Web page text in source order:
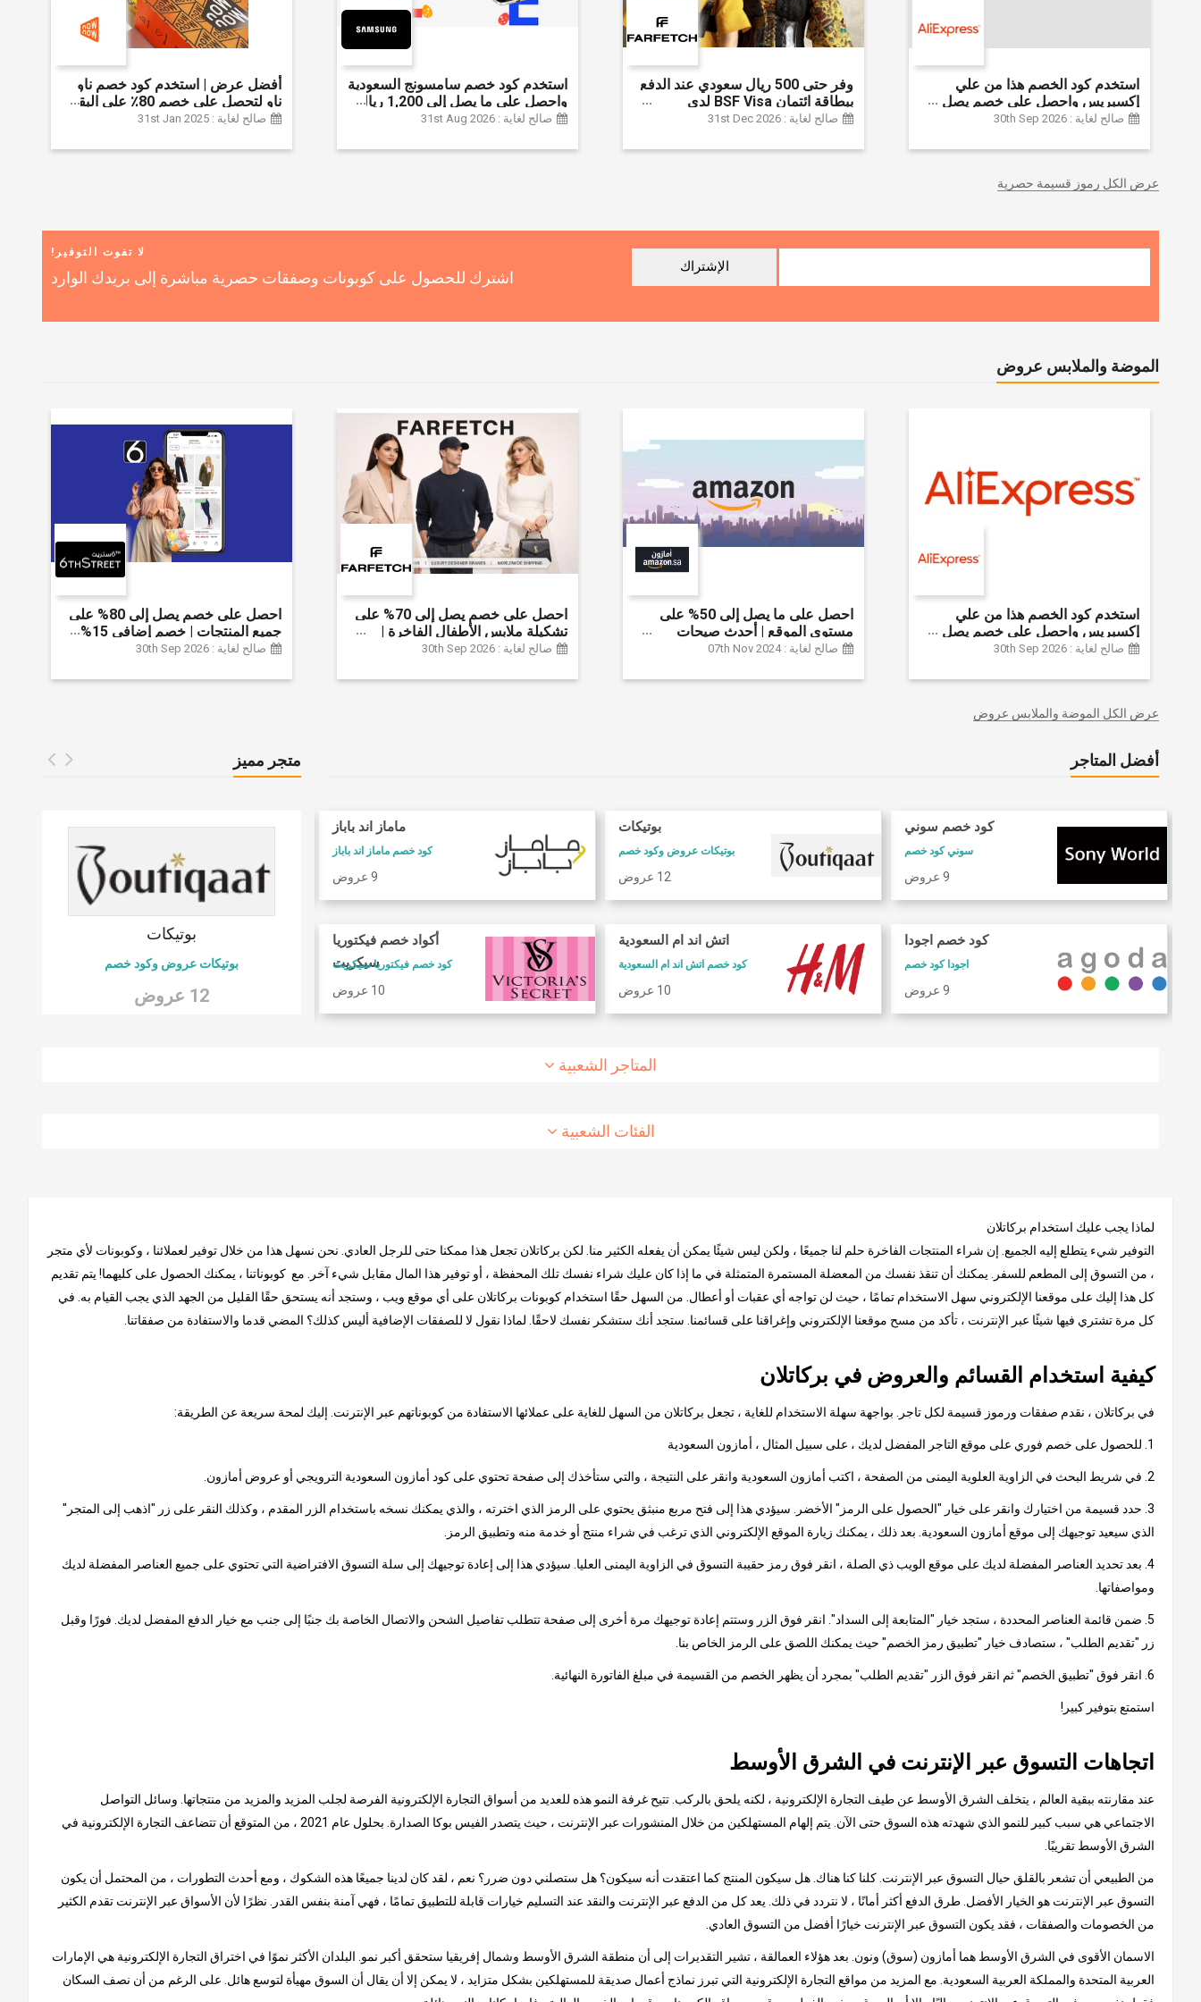
استخدم كود الخصم هذا من علي
إكسبريس واحصل على خصم يصل
إلى 60% على أجهزة الكمبيوتر
بقيمة 155 دولارًا أمريكيًا على الطلبات
| شحن مج
صالح لغاية : 30th Sep 2026
وفر حتى 500 ريال سعودي عند الدفع
ببطاقة ائتمان BSF Visa لدى
Farfetch
صالح لغاية : 31st Dec 2026
استخدم كود خصم سامسونج السعودية
واحصل على ما يصل إلى 1,200 ريال
سعودي + خصم إضافي 6% على
صالح لغاية : 31st Aug 2026
أفضل عرض | استخدم كود خصم ناو
ناو لتحصل على خصم 80٪ على البقالة
| شراء اللحوم والفواكه والأطعمة
خصم إضافي 5٪ | أفضل عرض
صالح لغاية : 31st Jan 2025
عرض الكل رموز قسيمة حصرية
لا تفوت التوفير!
اشترك للحصول على كوبونات وصفقات حصرية مباشرة إلى بريدك الوارد
الإشتراك
الموضة والملابس عروض
استخدم كود الخصم هذا من علي
إكسبريس واحصل على خصم يصل
إلى 60% على أجهزة الكمبيوتر
بقيمة 155 دولارًا أمريكيًا على الطلبات
| شحن مج
صالح لغاية : 30th Sep 2026
احصل على ما يصل إلى 50% على
مستوى الموقع | أحدث صيحات
الموضة والإكسسوارات والأحذية
وغيرها الكثير | ًالشحن مجانا
صالح لغاية : 07th Nov 2024
احصل على خصم يصل إلى 70% على
تشكيلة ملابس الأطفال الفاخرة |
خصم إضافي 20% (يُطبّق الخصم
صالح لغاية : 30th Sep 2026
احصل على خصم يصل إلى 80% على
جميع المنتجات | خصم إضافي 15%
صالح لغاية : 30th Sep 2026
عرض الكل الموضة والملابس عروض
متجر مميز
كود خصم طيران الاتحاد
كود خصم طيران الاتحاد
كود خصم شارع 6
كوبون وكود خصم 6 ستريت
بوتيكات
بوتيكات عروض وكود خصم
12 عروض
أفضل المتاجر
كود خصم سوني
سوني كود خصم
9 عروض
كود خصم اجودا
اجودا كود خصم
9 عروض
بوتيكات
بوتيكات عروض وكود خصم
12 عروض
اتش اند ام السعودية
كود خصم اتش اند ام السعودية
10 عروض
ماماز اند باباز
كود خصم ماماز اند باباز
9 عروض
أكواد خصم فيكتوريا
سيكريت
كود خصم فيكتوريا سيكريت
10 عروض
كوبونات فوغا كلوزيت
كود خصم فوغا كلوسيت
كود خصم امريكان ايجل
المتاجر الشعبية
الفئات الشعبية
لماذا يجب عليك استخدام بركاتلان
التوفير شيء يتطلع إليه الجميع. إن شراء المنتجات الفاخرة حلم لنا جميعًا ، ولكن ليس شيئًا يمكن أن يفعله الكثير منا. لكن بركاتلان تجعل هذا ممكنا حتى للرجل العادي. نحن نسهل هذا من خلال توفير لعملائنا ، وكوبونات لأي متجر
، من التسوق إلى المطعم للسفر. يمكنك أن تنقذ نفسك من المعضلة المستمرة المتمثلة في ما إذا كان عليك شراء نفسك تلك المحفظة ، أو توفير هذا المال مقابل شيء آخر. مع كوبوناتنا ، يمكنك الحصول على كليهما! يتم تقديم
كل هذا إليك على موقعنا الإلكتروني سهل الاستخدام تمامًا ، حيث لن تواجه أي عقبات أو أعطال. من السهل حقًا استخدام كوبونات بركاتلان على أي موقع ويب ، وستجد أنه يستحق حقًا القليل من الجهد الذي يجب القيام به. في
كل مرة تشتري فيها شيئًا عبر الإنترنت ، تأكد من مسح موقعنا الإلكتروني وإغراقنا على قسائمنا. ستجد أنك ستشكر نفسك لاحقًا. لماذا نقول لا للصفقات الإضافية أليس كذلك؟ المضي قدما والاستفادة من صفقاتنا.
كيفية استخدام القسائم والعروض في بركاتلان
في بركاتلان ، نقدم صفقات ورموز قسيمة لكل تاجر. بواجهة سهلة الاستخدام للغاية ، تجعل بركاتلان من السهل للغاية على عملائها الاستفادة من كوبوناتهم عبر الإنترنت. إليك لمحة سريعة عن الطريقة:
1. للحصول على خصم فوري على موقع التاجر المفضل لديك ، على سبيل المثال ، أمازون السعودية
2. في شريط البحث في الزاوية العلوية اليمنى من الصفحة ، اكتب أمازون السعودية وانقر على النتيجة ، والتي ستأخذك إلى صفحة تحتوي على كود أمازون السعودية الترويجي أو عروض أمازون.
3. حدد قسيمة من اختيارك وانقر على خيار "الحصول على الرمز" الأخضر. سيؤدي هذا إلى فتح مربع منبثق يحتوي على الرمز الذي اخترته ، والذي يمكنك نسخه باستخدام الزر المقدم ، وكذلك النقر على زر "اذهب إلى المتجر"
الذي سيعيد توجيهك إلى موقع أمازون السعودية. بعد ذلك ، يمكنك زيارة الموقع الإلكتروني الذي ترغب في شراء منتج أو خدمة منه وتطبيق الرمز.
4. بعد تحديد العناصر المفضلة لديك على موقع الويب ذي الصلة ، انقر فوق رمز حقيبة التسوق في الزاوية اليمنى العليا. سيؤدي هذا إلى إعادة توجيهك إلى سلة التسوق الافتراضية التي تحتوي على جميع العناصر المفضلة لديك
ومواصفاتها.
5. ضمن قائمة العناصر المحددة ، ستجد خيار "المتابعة إلى السداد". انقر فوق الزر وستتم إعادة توجيهك مرة أخرى إلى صفحة تتطلب تفاصيل الشحن والاتصال الخاصة بك جنبًا إلى جنب مع خيار الدفع المفضل لديك. فورًا وقبل
زر "تقديم الطلب" ، ستصادف خيار "تطبيق رمز الخصم" حيث يمكنك اللصق على الرمز الخاص بنا.
6. انقر فوق "تطبيق الخصم" ثم انقر فوق الزر "تقديم الطلب" بمجرد أن يظهر الخصم من القسيمة في مبلغ الفاتورة النهائية.
استمتع بتوفير كبير!
اتجاهات التسوق عبر الإنترنت في الشرق الأوسط
عند مقارنته ببقية العالم ، يتخلف الشرق الأوسط عن طيف التجارة الإلكترونية ، لكنه يلحق بالركب. تتيح غرفة النمو هذه للعديد من أسواق التجارة الإلكترونية الفرصة لجلب المزيد والمزيد من منتجاتها. وسائل التواصل
الاجتماعي هي سبب كبير للنمو الذي شهدته هذه السوق حتى الآن. يتم إلهام المستهلكين من خلال المنشورات عبر الإنترنت ، حيث يتصدر الفيس بوكا الصدارة. بحلول عام 2021 ، من المتوقع أن تتضاعف التجارة الإلكترونية في
الشرق الأوسط تقريبًا.
من الطبيعي أن تشعر بالقلق حيال التسوق عبر الإنترنت. كلنا كنا هناك. هل سيكون المنتج كما اعتقدت أنه سيكون؟ هل ستصلني دون ضرر؟ نعم ، لقد كان لدينا جميعًا هذه الشكوك ، ومع أحدث التطورات ، من المحتمل أن يكون
التسوق عبر الإنترنت هو الخيار الأفضل. طرق الدفع أكثر أمانًا ، لا نتردد في ذلك. يعد كل من الدفع عبر الإنترنت والنقد عند التسليم خيارات قابلة للتطبيق تمامًا ، فهي آمنة بنفس القدر. نظرًا لأن الأسواق عبر الإنترنت تقدم الكثير
من الخصومات والصفقات ، فقد يكون التسوق عبر الإنترنت خيارًا أفضل من التسوق العادي.
الاسمان الأقوى في الشرق الأوسط هما أمازون (سوق) ونون. بعد هؤلاء العمالقة ، تشير التقديرات إلى أن منطقة الشرق الأوسط وشمال إفريقيا ستحقق أكبر نمو. البلدان الأكثر نموًا في اختراق التجارة الإلكترونية هي الإمارات
العربية المتحدة والمملكة العربية السعودية. مع المزيد من مواقع التجارة الإلكترونية التي تبرز نماذج أعمال صديقة للمستهلكين بشكل متزايد ، لا يمكن إلا أن يقال أن السوق مهيأة لتوسع هائل. على الرغم من أن نصف السكان